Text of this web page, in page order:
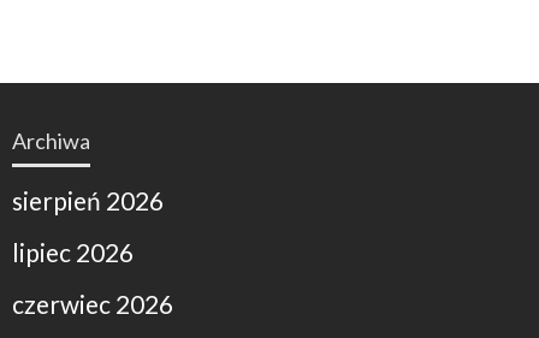
Archiwa
sierpień 2026
lipiec 2026
czerwiec 2026